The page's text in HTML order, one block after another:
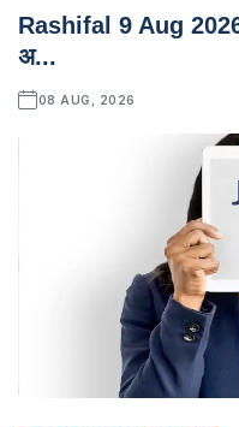
Rashifal 9 Aug
अ...
08 AUG, 2026